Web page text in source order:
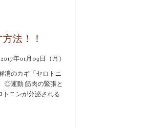
法！！
2017年01月09日（月）
消のカギ「セロトニ
◎運動 筋肉の緊張と
ニンが分泌される